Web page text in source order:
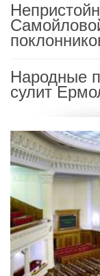
Народные
сулит